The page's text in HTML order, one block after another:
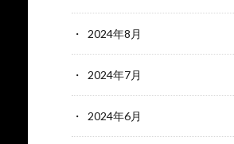
2024年8月
2024年7月
2024年6月